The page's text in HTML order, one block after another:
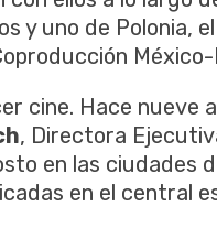
y uno de Polonia,
México-
cine. Hace nueve
, Directora
en las ciudades
en el central